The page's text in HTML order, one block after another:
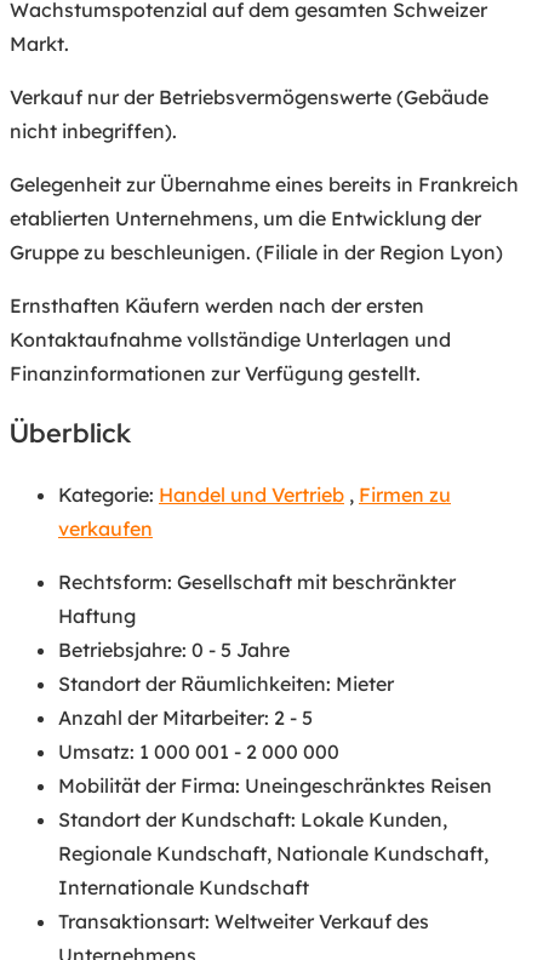
Wachstumspotenzial auf dem gesamten Schweizer
Markt.
Verkauf nur der Betriebsvermögenswerte (Gebäude
nicht inbegriffen).
Gelegenheit zur Übernahme eines bereits in Frankreich
etablierten Unternehmens, um die Entwicklung der
Gruppe zu beschleunigen. (Filiale in der Region Lyon)
Ernsthaften Käufern werden nach der ersten
Kontaktaufnahme vollständige Unterlagen und
Finanzinformationen zur Verfügung gestellt.
Überblick
Kategorie: Handel und Vertrieb , Firmen zu
verkaufen
Rechtsform: Gesellschaft mit beschränkter
Haftung
Betriebsjahre: 0 - 5 Jahre
Standort der Räumlichkeiten: Mieter
Anzahl der Mitarbeiter: 2 - 5
Umsatz: 1 000 001 - 2 000 000
Mobilität der Firma: Uneingeschränktes Reisen
Standort der Kundschaft: Lokale Kunden,
Regionale Kundschaft, Nationale Kundschaft,
Internationale Kundschaft
Transaktionsart: Weltweiter Verkauf des
Unternehmens